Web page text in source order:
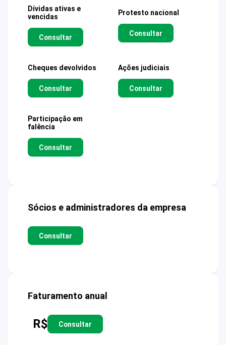
Dívidas ativas e
vencidas
Consultar
Protesto nacional
Consultar
Cheques devolvidos
Consultar
Ações judiciais
Consultar
Participação em
falência
Consultar
Sócios e administradores da empresa
Consultar
Faturamento anual
R$ Consultar